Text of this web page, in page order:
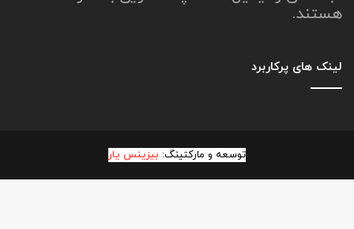
هستند.
لینک های پرکاربرد
توسعه و مارکتینگ: بیزینس یار